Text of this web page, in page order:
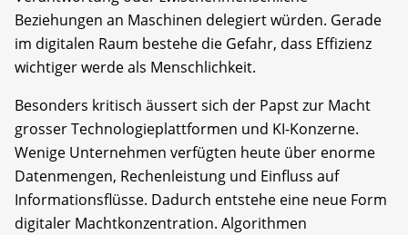
Beziehungen an Maschinen delegiert würden. Gerade
im digitalen Raum bestehe die Gefahr, dass Effizienz
wichtiger werde als Menschlichkeit.
Besonders kritisch äussert sich der Papst zur Macht
grosser Technologieplattformen und KI-Konzerne.
Wenige Unternehmen verfügten heute über enorme
Datenmengen, Rechenleistung und Einfluss auf
Informationsflüsse. Dadurch entstehe eine neue Form
digitaler Machtkonzentration. Algorithmen